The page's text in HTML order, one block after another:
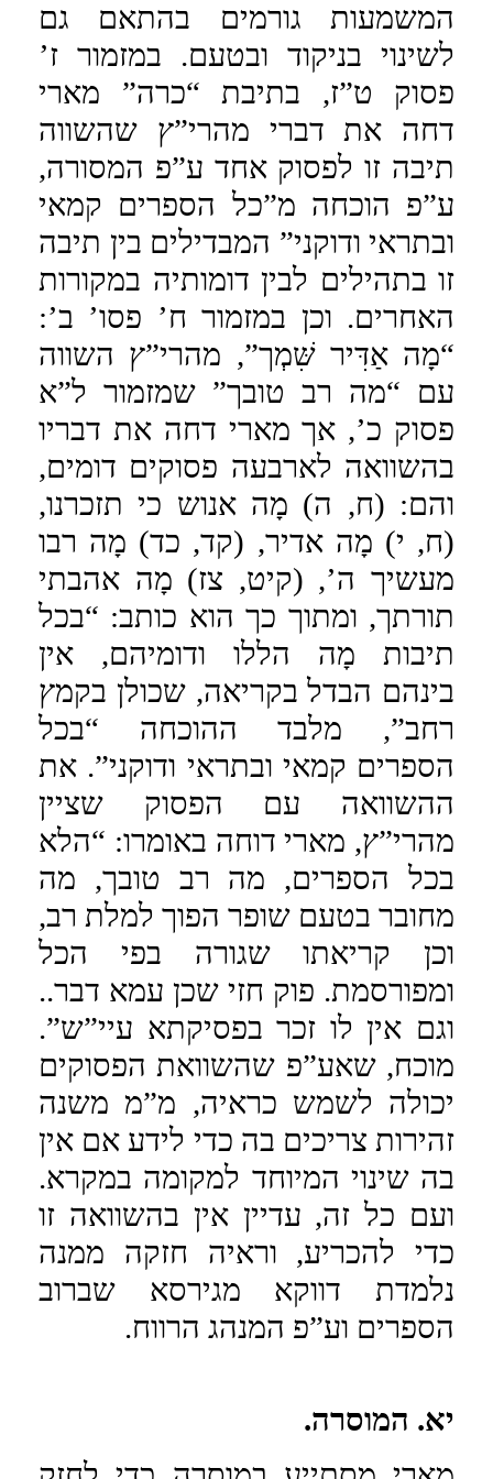
המשמעות גורמים בהתאם גם
לשינוי בניקוד ובטעם. במזמור ז’
פסוק ט”ז, בתיבת “כרה” מארי
דחה את דברי מהרי”ץ שהשווה
תיבה זו לפסוק אחד ע”פ המסורה,
ע”פ הוכחה מ”כל הספרים קמאי
ובתראי ודוקני” המבדילים בין תיבה
זו בתהילים לבין דומותיה במקורות
האחרים. וכן במזמור ח’ פסו’ ב’:
“מָה אַדִּיר שִּׁמְך”, מהרי”ץ השווה
עם “מה רב טובך” שמזמור ל”א
פסוק כ’, אך מארי דחה את דבריו
בהשוואה לארבעה פסוקים דומים,
והם: (ח, ה) מָה אנוש כי תזכרנו,
(ח, י) מָה אדיר, (קד, כד) מָה רבו
מעשיך ה’, (קיט, צז) מָה אהבתי
תורתך, ומתוך כך הוא כותב: “בכל
תיבות מָה הללו ודומיהם, אין
בינהם הבדל בקריאה, שכולן בקמץ
רחב”, מלבד ההוכחה “בכל
הספרים קמאי ובתראי ודוקני”. את
ההשוואה עם הפסוק שציין
מהרי”ץ, מארי דוחה באומרו: “הלא
בכל הספרים, מה רב טובך, מה
מחובר בטעם שופר הפוך למלת רב,
וכן קריאתו שגורה בפי הכל
ומפורסמת. פוק חזי שכן עמא דבר..
וגם אין לו זכר בפסיקתא עיי”ש”.
מוכח, שאע”פ שהשוואת הפסוקים
יכולה לשמש כראיה, מ”מ משנה
זהירות צריכים בה כדי לידע אם אין
בה שינוי המיוחד למקומה במקרא.
ועם כל זה, עדיין אין בהשוואה זו
כדי להכריע, וראיה חזקה ממנה
נלמדת דווקא מגירסא שברוב
הספרים וע”פ המנהג הרווח.
יא. המוסרה.